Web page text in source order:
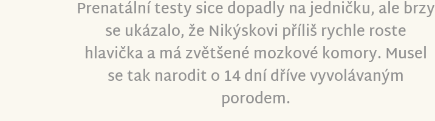
Prenatální testy sice dopadly na jedničku, ale brzy
se ukázalo, že Nikýskovi příliš rychle roste
hlavička a má zvětšené mozkové komory. Musel
se tak narodit o 14 dní dříve vyvolávaným
porodem.